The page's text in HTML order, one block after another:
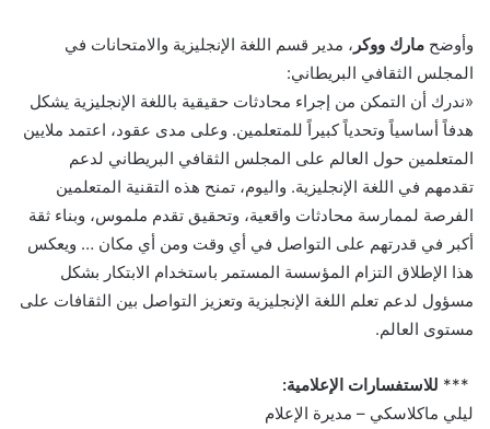
وأوضح مارك ووكر ، مدير قسم اللغة الإنجليزية والامتحانات في
المجلس الثقافي البريطاني:
«ندرك أن التمكن من إجراء محادثات حقيقية باللغة الإنجليزية يشكل
هدفاً أساسياً وتحدياً كبيراً للمتعلمين. وعلى مدى عقود، اعتمد ملايين
المتعلمين حول العالم على المجلس الثقافي البريطاني لدعم
تقدمهم في اللغة الإنجليزية. واليوم، تمنح هذه التقنية المتعلمين
الفرصة لممارسة محادثات واقعية، وتحقيق تقدم ملموس، وبناء ثقة
أكبر في قدرتهم على التواصل في أي وقت ومن أي مكان … ويعكس
هذا الإطلاق التزام المؤسسة المستمر باستخدام الابتكار بشكل
مسؤول لدعم تعلم اللغة الإنجليزية وتعزيز التواصل بين الثقافات على
مستوى العالم.
*** للاستفسارات الإعلامية:
ليلي ماكلاسكي – مديرة الإعلام